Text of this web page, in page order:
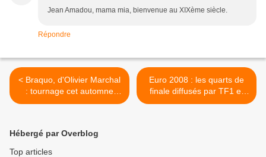
Jean Amadou, mama mia, bienvenue au XIXème siècle.
Répondre
< Braquo, d'Olivier Marchal
: tournage cet automne
pour Canal+.
Euro 2008 : les quarts de
finale diffusés par TF1 et
M6. >
Hébergé par Overblog
Top articles